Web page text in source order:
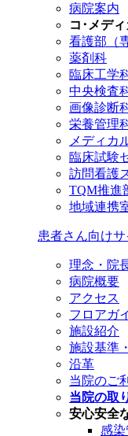
病院案内
コ･メデ
看護部（
薬剤科
臨床工学
中央検査
画像診断
栄養管理
メディカ
臨床試験
訪問看護
TQM推進
地域連携
患者さん向けサ
理念・院
病院概要
アクセス
フロアガ
施設紹介
施設基準
沿革
当院のご
当院の取
安心安全
感染